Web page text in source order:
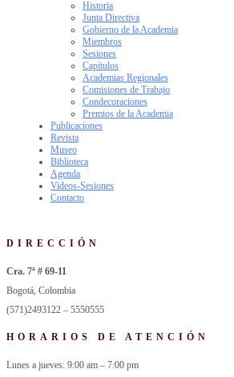
Historia
Junta Directiva
Gobierno de la Academia
Miembros
Sesiones
Capítulos
Academias Regionales
Comisiones de Trabajo
Condecoraciones
Premios de la Academia
Publicaciones
Revista
Museo
Biblioteca
Agenda
Videos-Sesiones
Contacto
DIRECCIÓN
Cra. 7ª # 69-11
Bogotá, Colombia
(571)2493122 – 5550555
HORARIOS DE ATENCIÓN
Lunes a jueves: 9:00 am – 7:00 pm